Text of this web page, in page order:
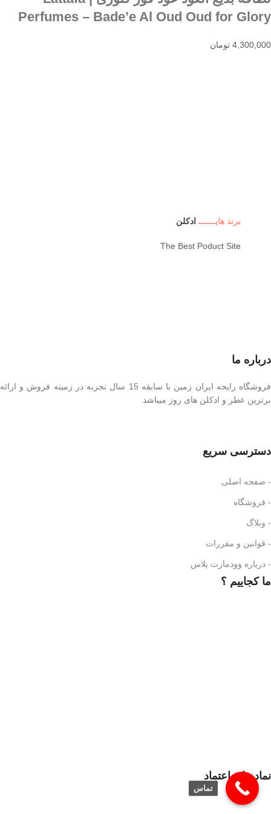
Perfumes – Bade’e Al Oud Oud for Glory
4,300,000 تومان
برند هایـــــــ ادکلن
The Best Poduct Site
درباره ما
فروشگاه رایحه ایران زمین با سابقه 15 سال تجربه در زمینه فروش و ارائه
برترین عطر و ادکلن های روز میباشد
دسترسی سریع
- صفحه اصلی
- فروشگاه
- وبلاگ
- قوانین و مقررات
- درباره وودمارت پلاس
ما کجاییم ؟
نماد های اعتماد
تماس